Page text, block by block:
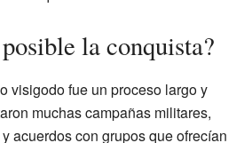
la conquista?
visigodo fue un proceso largo y
muchas campañas militares,
acuerdos con grupos que ofrecían